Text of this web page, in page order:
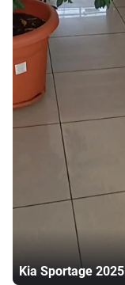
Kia Sportage 2025